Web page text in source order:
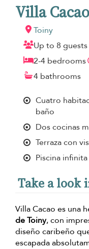
Villa Cacao
Toiny
Up to 8 guests
2-4 bedrooms
4 bathrooms
Cuatro
baño
Dos cocinas
Terraza con
Piscina infinita
Take a look
Villa Cacao es una
de Toiny, con
diseño caribeño
escapada